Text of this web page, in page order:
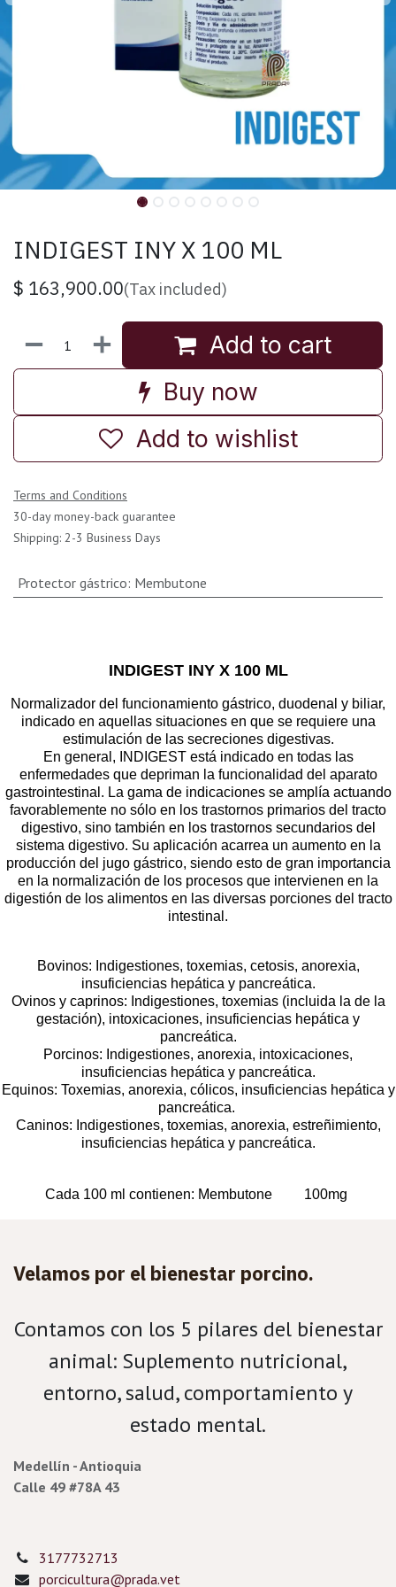
INDIGEST INY X 100 ML
$ 163,900.00(Tax included)
Add to cart
Buy now
Add to wishlist
Terms and Conditions
30-day money-back guarantee
Shipping: 2-3 Business Days
Protector gástrico: Membutone
INDIGEST INY X 100 ML
Normalizador del funcionamiento gástrico, duodenal y biliar,
indicado en aquellas situaciones en que se requiere una
estimulación de las secreciones digestivas.
En general, INDIGEST está indicado en todas las
enfermedades que depriman la funcionalidad del aparato
gastrointestinal. La gama de indicaciones se amplía actuando
favorablemente no sólo en los trastornos primarios del tracto
digestivo, sino también en los trastornos secundarios del
sistema digestivo. Su aplicación acarrea un aumento en la
producción del jugo gástrico, siendo esto de gran importancia
en la normalización de los procesos que intervienen en la
digestión de los alimentos en las diversas porciones del tracto
intestinal.
Bovinos: Indigestiones, toxemias, cetosis, anorexia,
insuficiencias hepática y pancreática.
Ovinos y caprinos: Indigestiones, toxemias (incluida la de la
gestación), intoxicaciones, insuficiencias hepática y
pancreática.
Porcinos: Indigestiones, anorexia, intoxicaciones,
insuficiencias hepática y pancreática.
Equinos: Toxemias, anorexia, cólicos, insuficiencias hepática y
pancreática.
Caninos: Indigestiones, toxemias, anorexia, estreñimiento,
insuficiencias hepática y pancreática.
Cada 100 ml contienen: Membutone 100mg
Velamos por el bienestar porcino.
Contamos con los 5 pilares del bienestar
animal: Suplemento nutricional,
entorno, salud, comportamiento y
estado mental.
Medellín - Antioquia
Calle 49 #78A 43
3177732713
porcicultura@prada.vet